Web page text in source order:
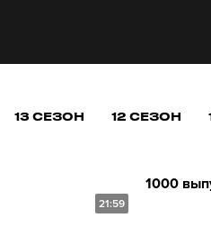
13 СЕЗОН 12 СЕЗОН
21:59
1000